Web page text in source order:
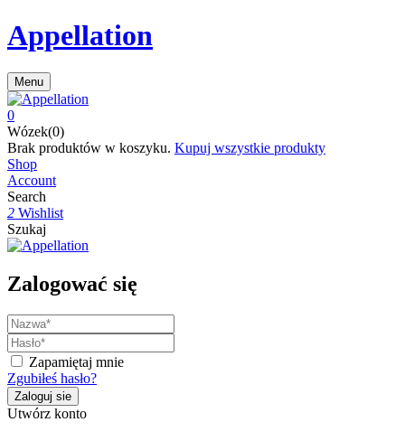
Appellation
Menu
0
Wózek(0)
Brak produktów w koszyku. Kupuj wszystkie produkty
Shop
Account
Search
2 Wishlist
Szukaj
Zalogować się
Zapamiętaj mnie
Zgubiłeś hasło?
Utwórz konto